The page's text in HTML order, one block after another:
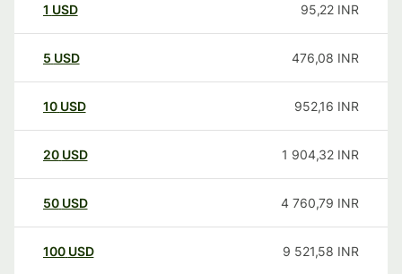
1 USD 95,22 INR
5 USD 476,08 INR
10 USD 952,16 INR
20 USD 1 904,32 INR
50 USD 4 760,79 INR
100 USD 9 521,58 INR